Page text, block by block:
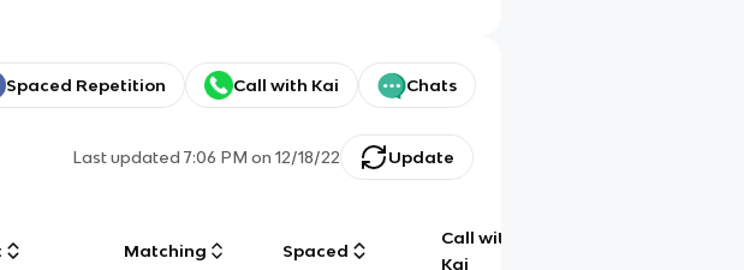
Spaced Repetition Call with Kai Chats
Last updated7:06 PM on 12/18/22 Update
Matching Spaced
Call with
Kai